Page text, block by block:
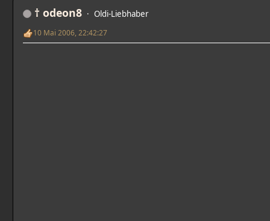
† odeon8 Oldi-Liebhaber
10 Mai 2006, 22:42:27